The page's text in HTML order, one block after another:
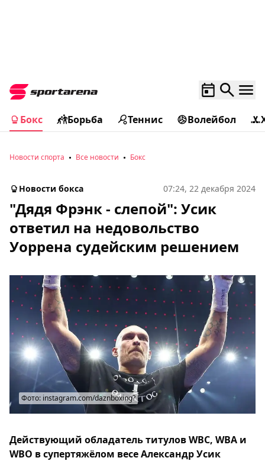
Бокс Борьба Теннис Волейбол
Новости спорта Все новости Бокс
Новости бокса 07:24, 22 декабря 2024
"Дядя Фрэнк - слепой": Усик
ответил на недовольство
Уоррена судейским решением
Фото: instagram.com/daznboxing?
Действующий обладатель титулов WBC, WBA и
WBO в супертяжёлом весе Александр Усик